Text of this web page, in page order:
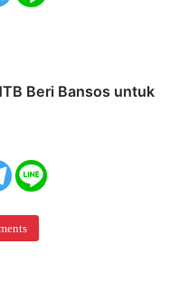
Beri Bansos untuk